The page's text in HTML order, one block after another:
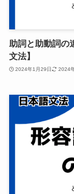
助詞と助動詞の
文法】
2024年1月29日 2024